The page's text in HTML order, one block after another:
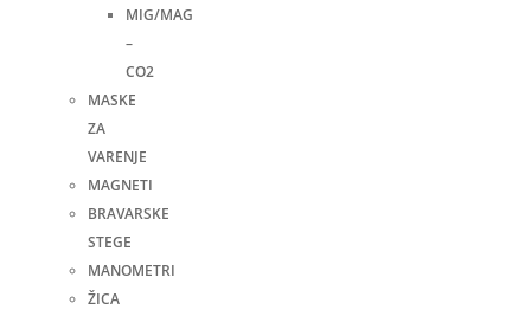
MIG/MAG
–
CO2
MASKE
ZA
VARENJE
MAGNETI
BRAVARSKE
STEGE
MANOMETRI
ŽICA